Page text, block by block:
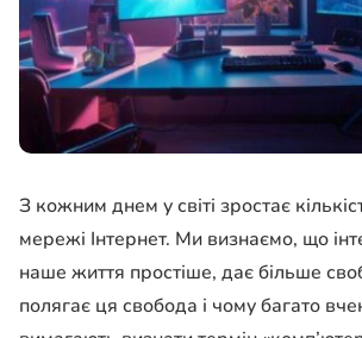
З кожним днем ​​у світі зростає
мережі Інтернет. Ми визнаємо, що
наше життя простіше, дає більше
полягає ця свобода і чому багато